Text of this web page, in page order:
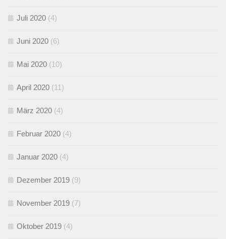
Juli 2020 (4)
Juni 2020 (6)
Mai 2020 (10)
April 2020 (11)
März 2020 (4)
Februar 2020 (4)
Januar 2020 (4)
Dezember 2019 (9)
November 2019 (7)
Oktober 2019 (4)